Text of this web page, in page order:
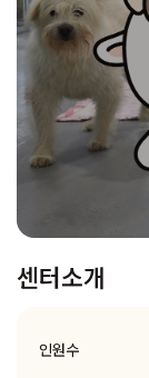
센터소개
인원수